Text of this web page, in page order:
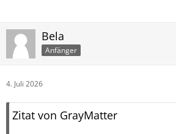
Bela
Anfänger
4. Juli 2026
Zitat von GrayMatter